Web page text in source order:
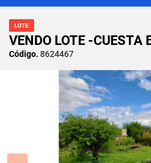
LOTE
VENDO LOTE -CUESTA
Código. 8624467